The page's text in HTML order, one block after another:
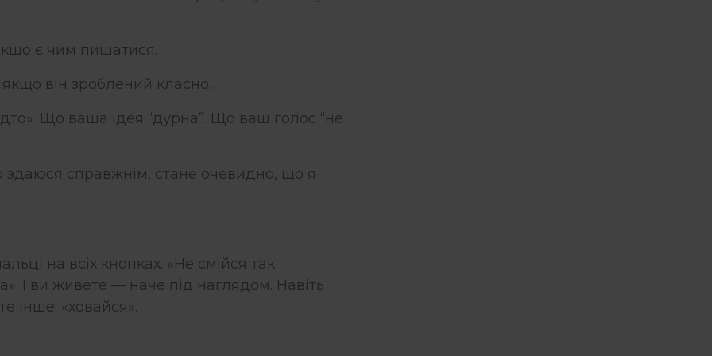
є чим пишатися.
він зроблений класно.
Що ваша ідея “дурна”. Що ваш голос “не
здаюся справжнім, стане очевидно, що я
на всіх кнопках. «Не смійся так
І ви живете — наче під наглядом. Навіть
інше: «ховайся».